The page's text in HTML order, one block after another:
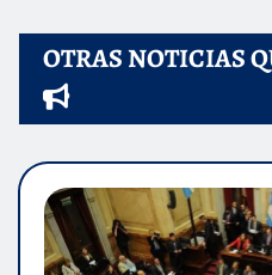
OTRAS NOTICIAS